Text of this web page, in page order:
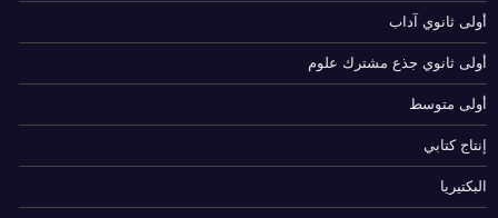
أولى ثانوي آداب
أولى ثانوي جذع مشترك علوم
أولى متوسط
إنتاج كتابي
البكتيريا